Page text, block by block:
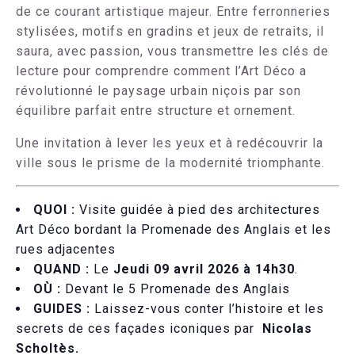
de ce courant artistique majeur. Entre ferronneries
stylisées, motifs en gradins et jeux de retraits, il
saura, avec passion, vous transmettre les clés de
lecture pour comprendre comment l’Art Déco a
révolutionné le paysage urbain niçois par son
équilibre parfait entre structure et ornement.
Une invitation à lever les yeux et à redécouvrir la
ville sous le prisme de la modernité triomphante.
QUOI : Visite guidée à pied des architectures
Art Déco bordant la Promenade des Anglais et les
rues adjacentes
QUAND : Le Jeudi 09 avril 2026 à 14h30.
OÙ : Devant le 5 Promenade des Anglais
GUIDES : Laissez-vous conter l’histoire et les
secrets de ces façades iconiques par
Nicolas
Scholtès.